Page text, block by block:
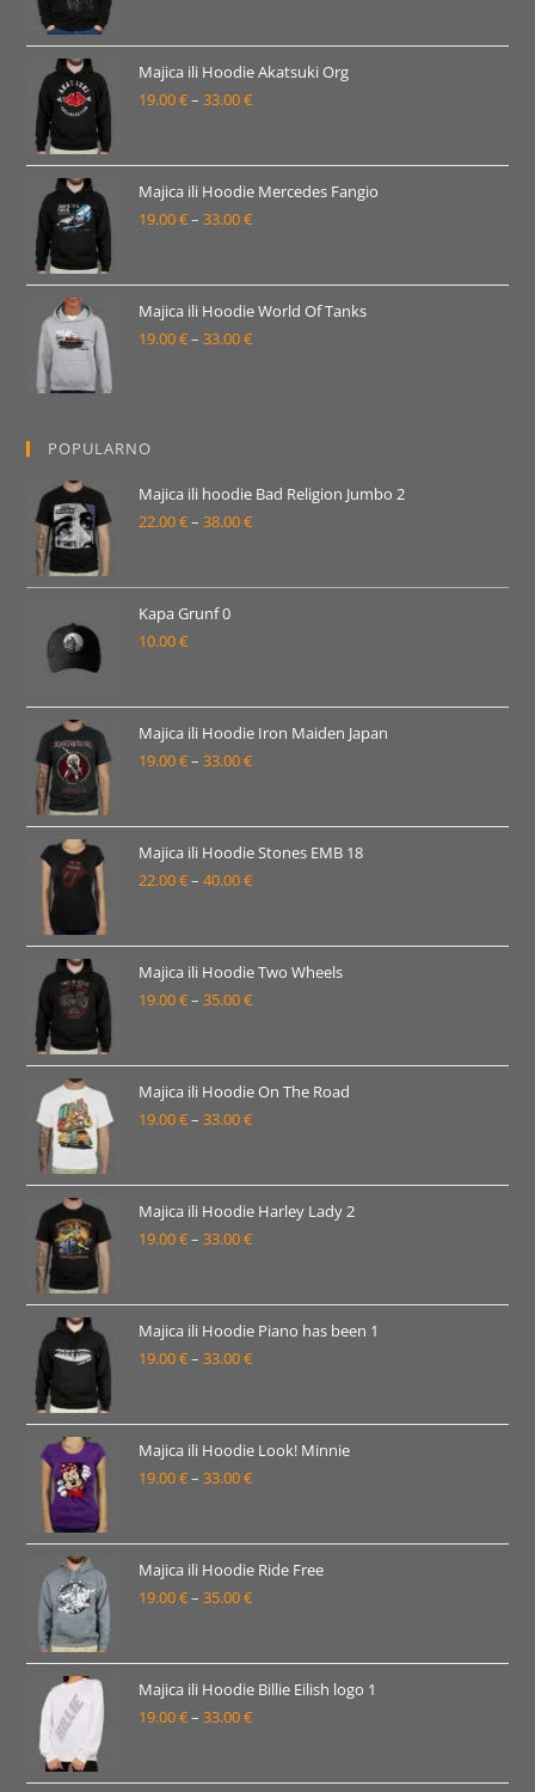
19.00 €
do
Majica ili Hoodie Akatsuki Org
19.00€– 33.00€Raspon
19.00 €
do
Majica ili Hoodie Mercedes Fangio
19.00€– 33.00€Raspon
19.00 €
do
Majica ili Hoodie World Of Tanks
19.00€– 33.00€Raspon
33.00 €
POPULARNO
Majica ili hoodie Bad Religion Jumbo 2
22.00€– 38.00€Raspon
Kapa Grunf 0
10.00€
Majica ili Hoodie Iron Maiden Japan
19.00€– 33.00€Raspon
19.00 €
do
Majica ili Hoodie Stones EMB 18
22.00€– 40.00€Raspon
22.00 €
do
Majica ili Hoodie Two Wheels
19.00€– 35.00€Raspon
19.00 €
do
Majica ili Hoodie On The Road
19.00€– 33.00€Raspon
19.00 €
do
Majica ili Hoodie Harley Lady 2
19.00€– 33.00€Raspon
19.00 €
do
Majica ili Hoodie Piano has been 1
19.00€– 33.00€Raspon
19.00 €
do
Majica ili Hoodie Look! Minnie
19.00€– 33.00€Raspon
19.00 €
do
Majica ili Hoodie Ride Free
19.00€– 35.00€Raspon
19.00 €
do
Majica ili Hoodie Billie Eilish logo 1
19.00€– 33.00€Raspon